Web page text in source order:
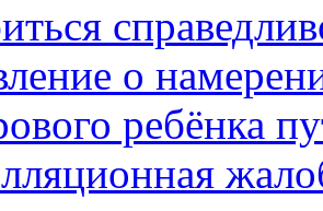
о
ребёнка